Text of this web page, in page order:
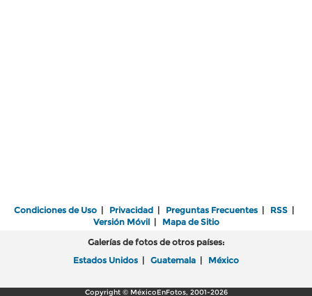
Condiciones de Uso | Privacidad | Preguntas Frecuentes | RSS |
Versión Móvil| Mapa de Sitio
Galerías de fotos de otros países:
Estados Unidos | Guatemala | México
Copyright © MéxicoEnFotos, 2001-2026